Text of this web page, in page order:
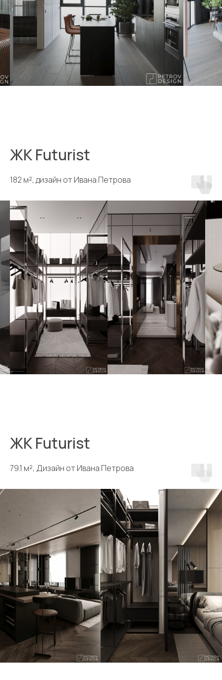
ЖК Futurist
182 м², дизайн от Ивана Петрова
ЖК Futurist
79.1 м², Дизайн от Ивана Петрова